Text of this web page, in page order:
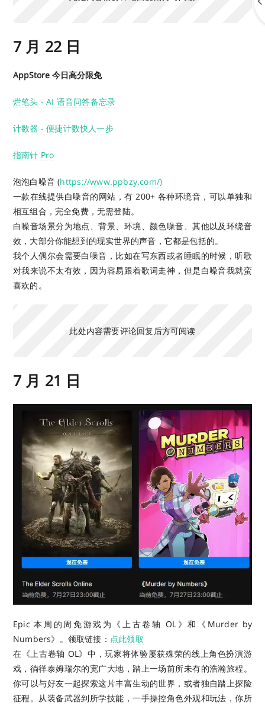
7 月 22 日
AppStore 今日高分限免
烂笔头 - AI 语音问答备忘录
计数器 - 便捷计数快人一步
指南针 Pro
泡泡白噪音 (https://www.ppbzy.com/)
一款在线提供白噪音的网站，有 200+ 各种环境音，可以单独和
相互组合，完全免费，无需登陆。
白噪音场景分为地点、背景、环境、颜色噪音、其他以及环绕音
效，大部分你能想到的现实世界的声音，它都是包括的。
我个人偶尔会需要白噪音，比如在写东西或者睡眠的时候，听歌
对我来说不太有效，因为容易跟着歌词走神，但是白噪音我就蛮
喜欢的。
此处内容需要评论回复后方可阅读
7 月 21 日
Epic 本周的周免游戏为《上古卷轴 OL》和《Murder by
Numbers》。 领取链接： 点此领取
在《上古卷轴 OL》中，玩家将体验屡获殊荣的线上角色扮演游
戏，徜徉泰姆瑞尔的宽广大地，踏上一场前所未有的浩瀚旅程。
你可以与好友一起探索这片丰富生动的世界，或者独自踏上探险
征程。从装备武器到所学技能，一手操控角色外观和玩法，你所